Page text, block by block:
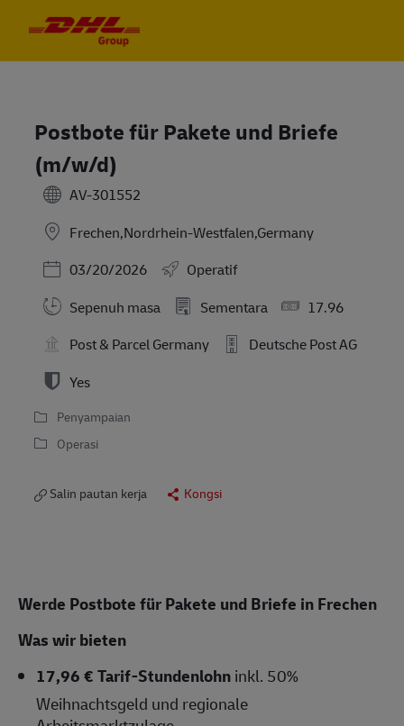
Postbote für Pakete und Briefe
(m/w/d)
AV-301552
Frechen,Nordrhein-Westfalen,Germany
Posted Date
03/20/2026
Operatif
Sepenuh masa
Sementara
17.96
Post & Parcel Germany
Deutsche Post AG
Yes
Penyampaian
Operasi
Salin pautan kerja Kongsi
Werde Postbote für Pakete und Briefe in Frechen
Was wir bieten
17,96 € Tarif-Stundenlohninkl. 50%
Weihnachtsgeld und regionale